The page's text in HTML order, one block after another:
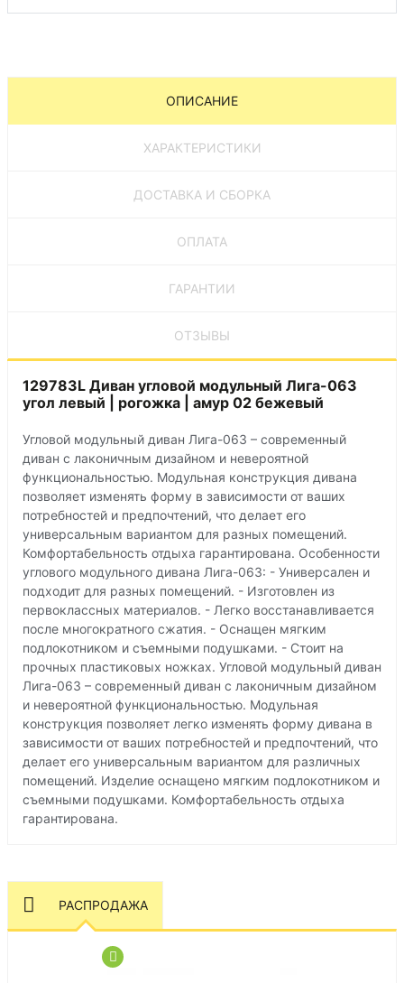
ОПИСАНИЕ
ХАРАКТЕРИСТИКИ
ДОСТАВКА И СБОРКА
ОПЛАТА
ГАРАНТИИ
ОТЗЫВЫ
129783L Диван угловой модульный Лига-063
угол левый | рогожка | амур 02 бежевый
Угловой модульный диван Лига-063 – современный
диван с лаконичным дизайном и невероятной
функциональностью. Модульная конструкция дивана
позволяет изменять форму в зависимости от ваших
потребностей и предпочтений, что делает его
универсальным вариантом для разных помещений.
Комфортабельность отдыха гарантирована. Особенности
углового модульного дивана Лига-063: - Универсален и
подходит для разных помещений. - Изготовлен из
первоклассных материалов. - Легко восстанавливается
после многократного сжатия. - Оснащен мягким
подлокотником и съемными подушками. - Стоит на
прочных пластиковых ножках. Угловой модульный диван
Лига-063 – современный диван с лаконичным дизайном
и невероятной функциональностью. Модульная
конструкция позволяет легко изменять форму дивана в
зависимости от ваших потребностей и предпочтений, что
делает его универсальным вариантом для различных
помещений. Изделие оснащено мягким подлокотником и
съемными подушками. Комфортабельность отдыха
гарантирована.
РАСПРОДАЖА